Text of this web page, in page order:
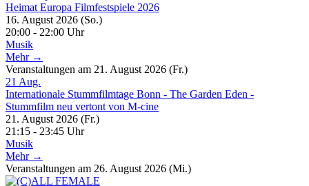
Heimat Europa Filmfestspiele 2026
16. August 2026 (So.)
20:00 - 22:00 Uhr
Musik
Mehr →
Veranstaltungen am 21. August 2026 (Fr.)
21 Aug.
Internationale Stummfilmtage Bonn - The Garden Eden -
Stummfilm neu vertont von M-cine
21. August 2026 (Fr.)
21:15 - 23:45 Uhr
Musik
Mehr →
Veranstaltungen am 26. August 2026 (Mi.)